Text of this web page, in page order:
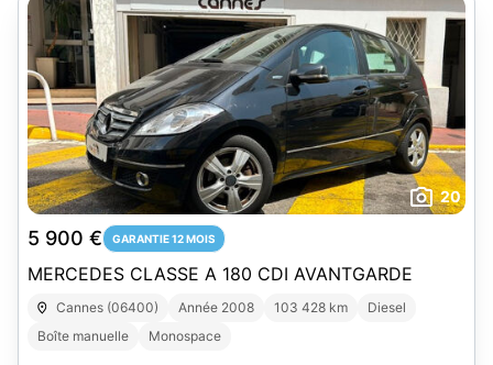
20
5 900 € GARANTIE 12 MOIS
MERCEDES CLASSE A 180 CDI AVANTGARDE
Cannes (06400) Année 2008 103 428 km
Diesel
Boîte manuelle
Monospace